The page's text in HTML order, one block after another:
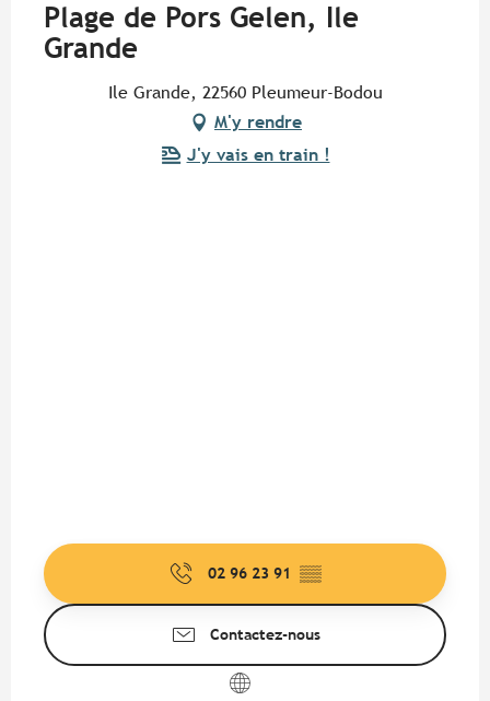
Plage de Pors Gelen, Ile
Grande
Ile Grande, 22560 Pleumeur-Bodou
M'y rendre
J'y vais en train !
02 96 23 91 ▒▒
Contactez-nous